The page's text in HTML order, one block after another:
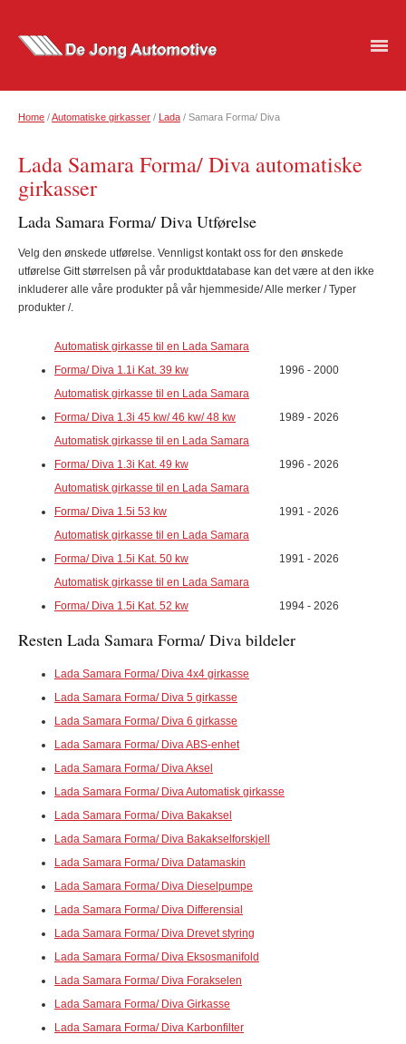
Home /Automatiske girkasser / Lada / Samara Forma/ Diva
Lada Samara Forma/ Diva automatiske
girkasser
Lada Samara Forma/ Diva Utførelse
Velg den ønskede utførelse. Vennligst kontakt oss for den ønskede
utførelse Gitt størrelsen på vår produktdatabase kan det være at den ikke
inkluderer alle våre produkter på vår hjemmeside/ Alle merker / Typer
produkter /.
Automatisk girkasse til en Lada Samara
Forma/ Diva 1.1i Kat. 39 kw
1996 - 2000
Automatisk girkasse til en Lada Samara
Forma/ Diva 1.3i 45 kw/ 46 kw/ 48 kw
1989 - 2026
Automatisk girkasse til en Lada Samara
Forma/ Diva 1.3i Kat. 49 kw
1996 - 2026
Automatisk girkasse til en Lada Samara
Forma/ Diva 1.5i 53 kw
1991 - 2026
Automatisk girkasse til en Lada Samara
Forma/ Diva 1.5i Kat. 50 kw
1991 - 2026
Automatisk girkasse til en Lada Samara
Forma/ Diva 1.5i Kat. 52 kw
1994 - 2026
Resten Lada Samara Forma/ Diva bildeler
Lada Samara Forma/ Diva 4x4 girkasse
Lada Samara Forma/ Diva 5 girkasse
Lada Samara Forma/ Diva 6 girkasse
Lada Samara Forma/ Diva ABS-enhet
Lada Samara Forma/ Diva Aksel
Lada Samara Forma/ Diva Automatisk girkasse
Lada Samara Forma/ Diva Bakaksel
Lada Samara Forma/ Diva Bakakselforskjell
Lada Samara Forma/ Diva Datamaskin
Lada Samara Forma/ Diva Dieselpumpe
Lada Samara Forma/ Diva Differensial
Lada Samara Forma/ Diva Drevet styring
Lada Samara Forma/ Diva Eksosmanifold
Lada Samara Forma/ Diva Forakselen
Lada Samara Forma/ Diva Girkasse
Lada Samara Forma/ Diva Karbonfilter